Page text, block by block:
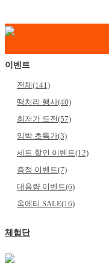
이벤트
전체(141)
땡처리 행사(40)
최저가 도전(57)
임박 초특가(3)
세트 할인 이벤트(12)
증정 이벤트(7)
대용량 이벤트(6)
옥에티 SALE(16)
체험단